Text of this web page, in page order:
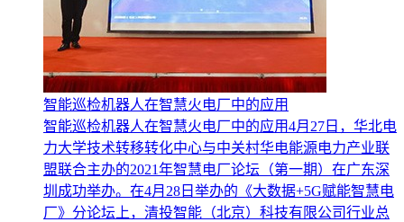
智能巡检机器人在智慧火电厂中的应用
智能巡检机器人在智慧火电厂中的应用4月27日，华北电
力大学技术转移转化中心与中关村华电能源电力产业联
盟联合主办的2021年智慧电厂论坛（第一期）在广东深
圳成功举办。在4月28日举办的《大数据+5G赋能智慧电
厂》分论坛上，清投智能（北京）科技有限公司行业总